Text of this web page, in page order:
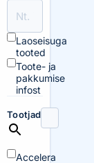
Laoseisuga
tooted
Toote- ja
pakkumise
infost
Tootjad
Accelera